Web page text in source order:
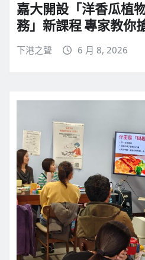
嘉大開設「洋香瓜植
務」新課程 專家教你
下港之聲 6 月 8, 2026